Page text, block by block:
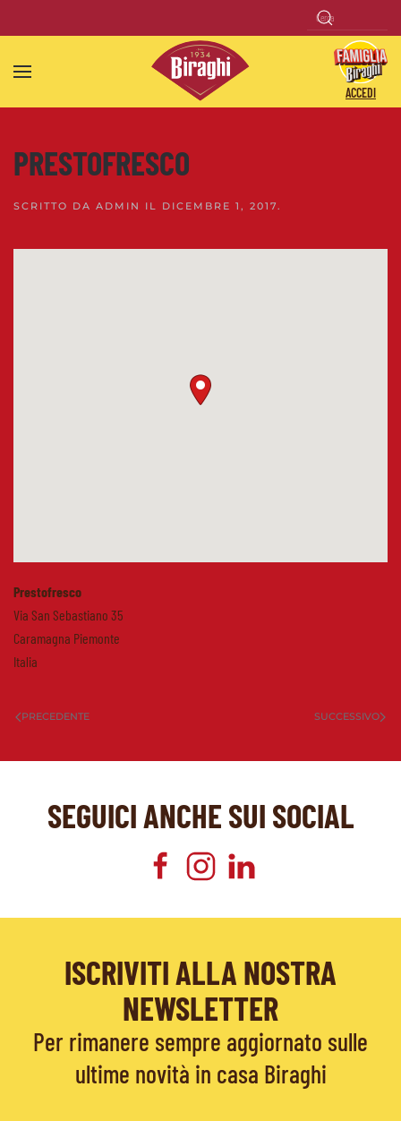
Skip to main content
ACCEDI
PRESTOFRESCO
SCRITTO DA ADMIN IL DICEMBRE 1, 2017.
Prestofresco
Via San Sebastiano 35
Caramagna Piemonte
Italia
PRECEDENTE SUCCESSIVO
SEGUICI ANCHE SUI SOCIAL
ISCRIVITI ALLA NOSTRA
NEWSLETTER
Per rimanere sempre aggiornato sulle
ultime novità in casa Biraghi